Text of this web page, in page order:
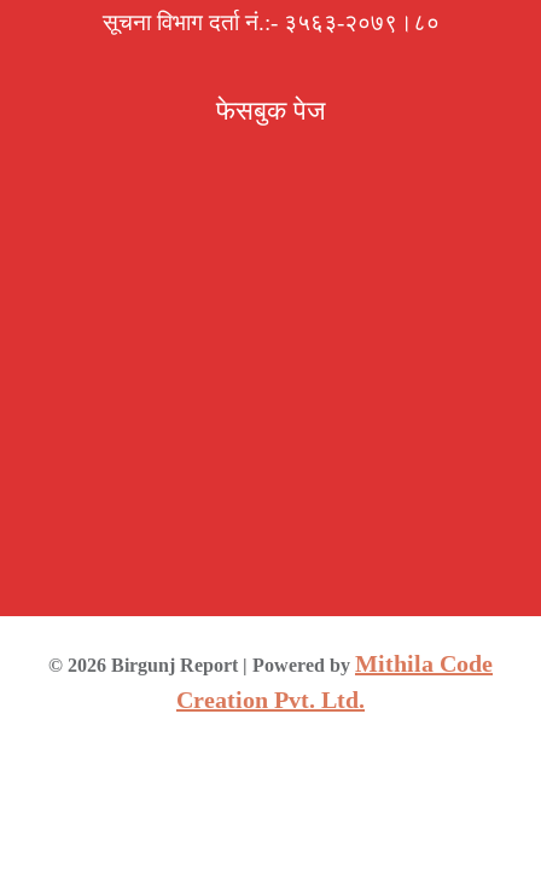
सूचना विभाग दर्ता नं.:- ३५६३-२०७९।८०
फेसबुक पेज
© 2026 Birgunj Report | Powered by Mithila Code
Creation Pvt. Ltd.